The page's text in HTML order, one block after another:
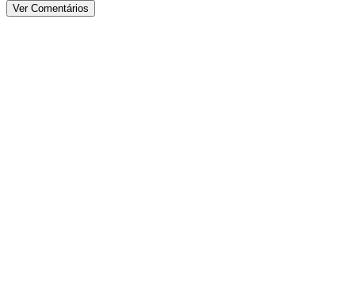
Ver Comentários